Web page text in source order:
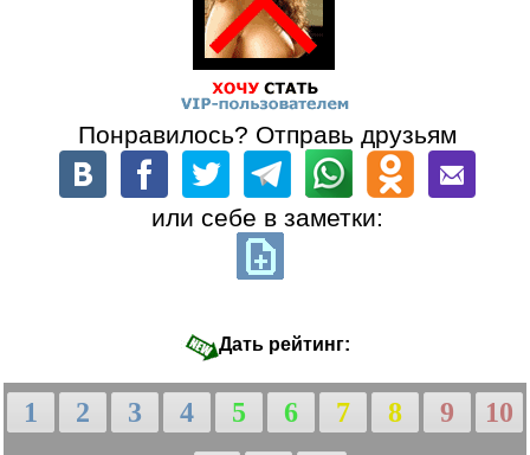
Понравилось? Отправь друзьям
или себе в заметки:
Дать рейтинг:
1 2 3 4 5 6 7 8 9
10